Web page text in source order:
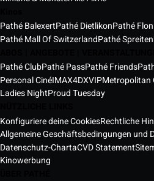
Pathé BalexertPathé DietlikonPathé Flon
Pathé Mall Of SwitzerlandPathé
Pathé ClubPathé PassPathé Friends
Personal CinéIMAX4DXVIPMetropolitan
Ladies NightProud Tuesday
Konfiguriere deine CookiesRechtliche
Allgemeine Geschäftsbedingungen und
Datenschutz-ChartaCVD Statement
Kinowerbung